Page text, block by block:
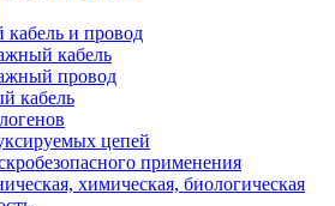
и провод
кабель
провод
кабель
цепей
применения
химическая, биологическая